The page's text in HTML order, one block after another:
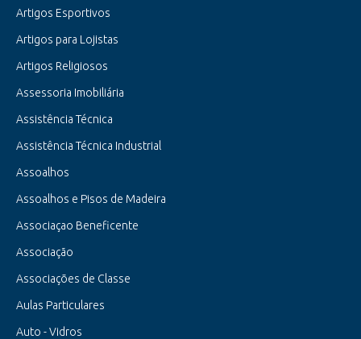
Artigos Esportivos
Artigos para Lojistas
Artigos Religiosos
Assessoria Imobiliária
Assistência Técnica
Assistência Técnica Industrial
Assoalhos
Assoalhos e Pisos de Madeira
Associaçao Beneficente
Associação
Associações de Classe
Aulas Particulares
Auto - Vidros